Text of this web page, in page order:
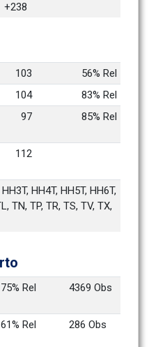
+238
103
56% Rel
104
83% Rel
97 85% Rel
112
HH4T, HH5T, HH6T,
TN, TP, TR, TS, TV, TX,
75% Rel 4369 Obs
61% Rel 286 Obs